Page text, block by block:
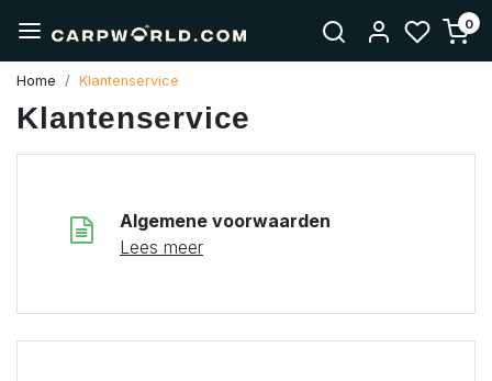
0
Home Klantenservice
Klantenservice
Algemene voorwaarden
Lees meer